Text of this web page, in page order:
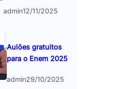
admin12/11/2025
Aulões gratuitos
para o Enem 2025
admin29/10/2025